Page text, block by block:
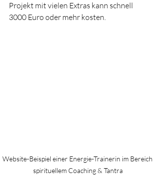
Projekt mit vielen Extras kann schnell
3000 Euro oder mehr kosten.
Website-Beispiel einer Energie-Trainerin im Bereich
spirituellem Coaching & Tantra